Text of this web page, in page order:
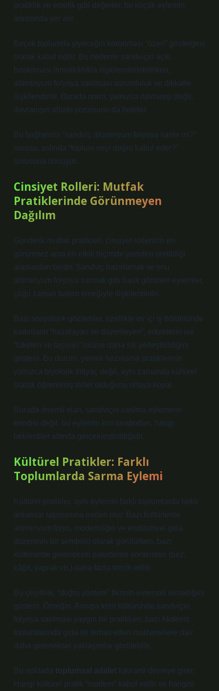
pratiklik ve estetik gibi değerler, bu küçük eylemin
arkasında yer alır.
Birçok toplumda yiyeceğin korunması “özen” göstergesi
olarak kabul edilir. Bu nedenle sandviçin açık
bırakılması ihmalkârlıkla ilişkilendirilebilirken,
alüminyum folyoya sarılması sorumluluk ve dikkatle
ilişkilendirilir. Burada norm, yalnızca davranışı değil,
davranışın ahlaki yorumunu da belirler.
Bu bağlamda “sandviç alüminyum folyoya sarılır mı?”
sorusu, aslında “toplum neyi doğru kabul eder?”
sorusuna dönüşür.
Cinsiyet Rolleri: Mutfak
Pratiklerinde Görünmeyen
Dağılım
Gündelik mutfak pratikleri, cinsiyet rollerinin en
görünmez ama en etkili biçimde yeniden üretildiği
alanlardan biridir. Sandviç hazırlamak ve onu
alüminyum folyoya sarmak gibi basit görünen eylemler,
çoğu zaman bakım emeğiyle ilişkilendirilir.
Bazı sosyolojik gözlemler, özellikle ev içi iş bölümünde
kadınların “hazırlayan ve düzenleyen”, erkeklerin ise
“tüketen ve taşıyan” rolüne daha sık yerleştirildiğini
gösterir. Bu durum, yemek hazırlama pratiklerinin
yalnızca biyolojik ihtiyaç değil, aynı zamanda kültürel
olarak öğrenilmiş roller olduğunu ortaya koyar.
Burada önemli olan, sandviçin sarılma eyleminin
kendisi değil, bu eylemin kim tarafından, hangi
beklentiler altında gerçekleştirildiğidir.
Kültürel Pratikler: Farklı
Toplumlarda Sarma Eylemi
Kültürel pratikler, aynı eylemin farklı toplumlarda farklı
anlamlar taşımasına neden olur. Bazı kültürlerde
alüminyum folyo, modernliğin ve endüstriyel gıda
düzeninin bir sembolü olarak görülürken, bazı
kültürlerde geleneksel paketleme yöntemleri (bez,
kâğıt, yaprak vb.) daha fazla tercih edilir.
Bu çeşitlilik, “doğru yöntem” fikrinin evrensel olmadığını
gösterir. Örneğin, Avrupa kent kültüründe sandviçin
folyoya sarılması yaygın bir pratikken, bazı Akdeniz
toplumlarında gıda ile temas eden malzemelere dair
daha geleneksel yaklaşımlar görülebilir.
Bu noktada toplumsal adalet kavramı devreye girer:
Hangi kültürel pratik “modern” kabul edilir ve hangisi